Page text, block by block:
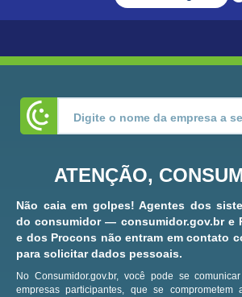
ATENÇÃO,
Não caia em golpes! Agentes dos
do consumidor — consumidor.gov.br e
e dos Procons não entram em contato
para solicitar dados pessoais.
No Consumidor.gov.br, você pode se
empresas participantes, que se comprometem